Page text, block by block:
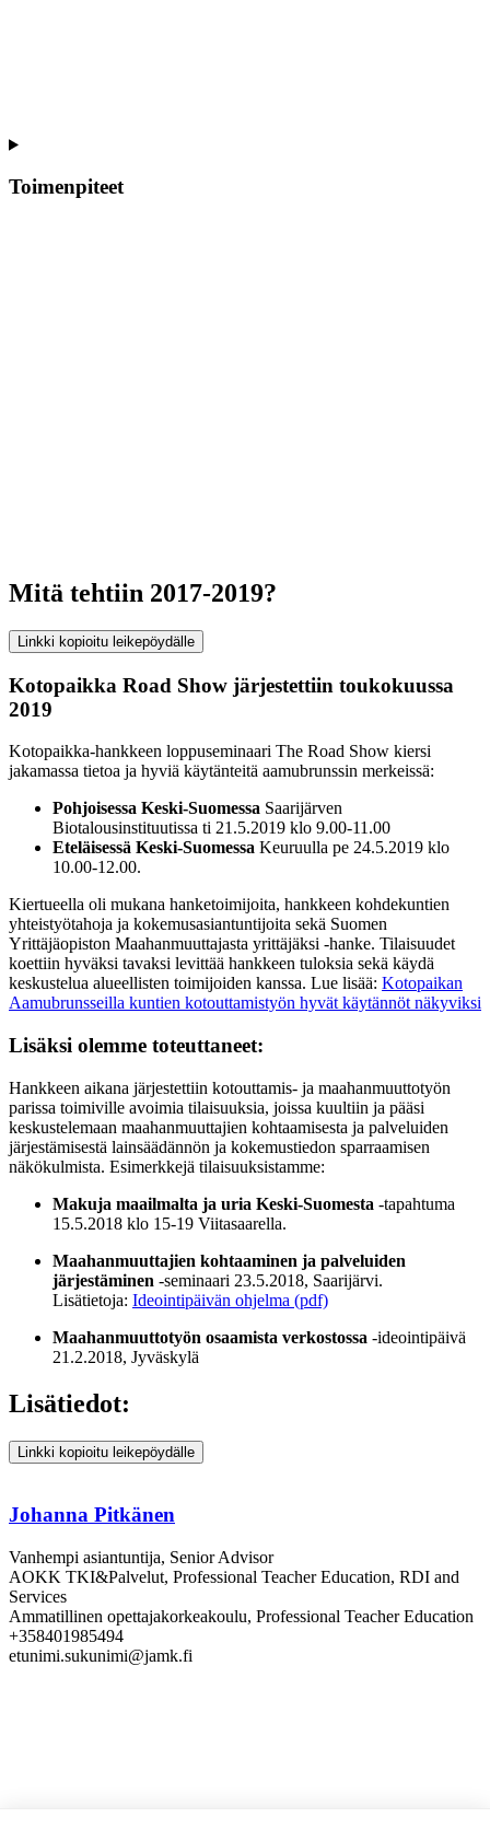
Toimenpiteet
Mitä tehtiin 2017-2019?
Linkki kopioitu leikepöydälle
Kotopaikka Road Show järjestettiin toukokuussa
2019
Kotopaikka-hankkeen loppuseminaari The Road Show kiersi
jakamassa tietoa ja hyviä käytänteitä aamubrunssin merkeissä:
Pohjoisessa Keski-Suomessa Saarijärven
Biotalousinstituutissa ti 21.5.2019 klo 9.00-11.00
Eteläisessä Keski-Suomessa Keuruulla pe 24.5.2019 klo
10.00-12.00.
Kiertueella oli mukana hanketoimijoita, hankkeen kohdekuntien
yhteistyötahoja ja kokemusasiantuntijoita sekä Suomen
Yrittäjäopiston Maahanmuuttajasta yrittäjäksi -hanke. Tilaisuudet
koettiin hyväksi tavaksi levittää hankkeen tuloksia sekä käydä
keskustelua alueellisten toimijoiden kanssa. Lue lisää: Kotopaikan
Aamubrunsseilla kuntien kotouttamistyön hyvät käytännöt näkyviksi
Lisäksi olemme toteuttaneet:
Hankkeen aikana järjestettiin kotouttamis- ja maahanmuuttotyön
parissa toimiville avoimia tilaisuuksia, joissa kuultiin ja pääsi
keskustelemaan maahanmuuttajien kohtaamisesta ja palveluiden
järjestämisestä lainsäädännön ja kokemustiedon sparraamisen
näkökulmista. Esimerkkejä tilaisuuksistamme:
Makuja maailmalta ja uria Keski-Suomesta -tapahtuma
15.5.2018 klo 15-19 Viitasaarella.
Maahanmuuttajien kohtaaminen ja palveluiden
järjestäminen -seminaari 23.5.2018, Saarijärvi.
Lisätietoja: Ideointipäivän ohjelma (pdf)
Maahanmuuttotyön osaamista verkostossa -ideointipäivä
21.2.2018, Jyväskylä
Lisätiedot:
Linkki kopioitu leikepöydälle
Johanna Pitkänen
Vanhempi asiantuntija, Senior Advisor
AOKK TKI&Palvelut, Professional Teacher Education, RDI and
Services
Ammatillinen opettajakorkeakoulu, Professional Teacher Education
+358401985494
etunimi.sukunimi@jamk.fi